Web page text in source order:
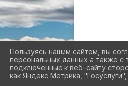
Пользуясь нашим сайтом, вы
персональных данных а также с
подключенные к веб-сайту
как Яндекс Метрика,